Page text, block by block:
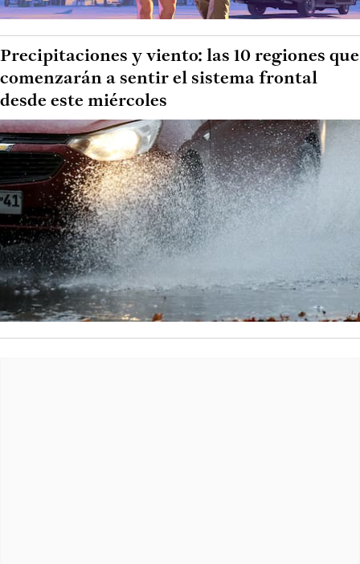
Precipitaciones y viento: las 10 regiones que
comenzarán a sentir el sistema frontal
desde este miércoles